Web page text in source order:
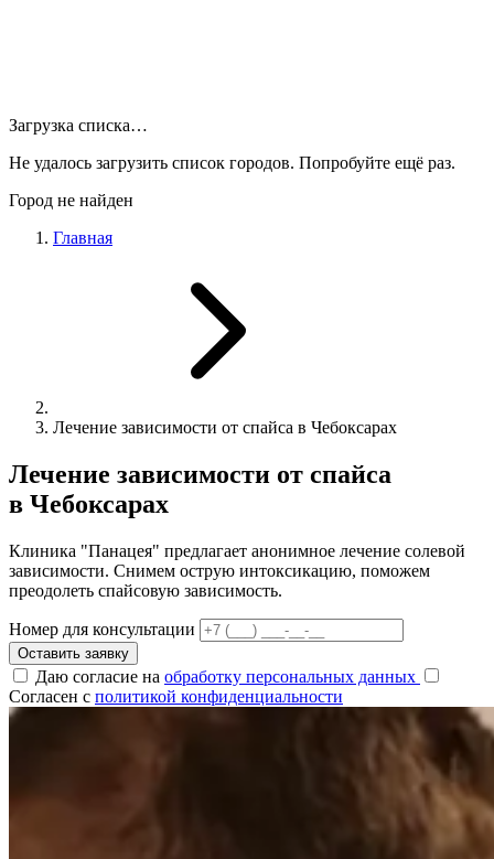
Загрузка списка…
Не удалось загрузить список городов. Попробуйте ещё раз.
Город не найден
Главная
Лечение зависимости от спайса в Чебоксарах
Лечение зависимости от спайса
в Чебоксарах
Клиника "Панацея" предлагает анонимное лечение солевой
зависимости. Снимем острую интоксикацию, поможем
преодолеть спайсовую зависимость.
Номер для консультации
Оставить заявку
Даю согласие на обработку персональных данных
Согласен с политикой конфиденциальности